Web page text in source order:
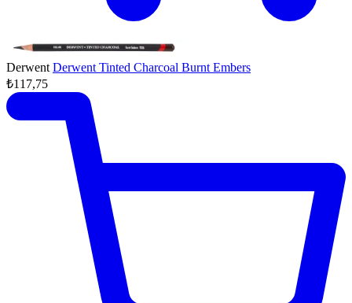
Derwent Derwent Tinted Charcoal Burnt Embers
₺117,75